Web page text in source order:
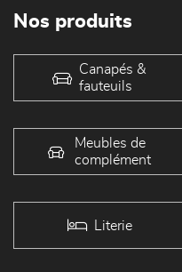
Nos produits
Canapés &
fauteuils
Meubles de
complément
Literie